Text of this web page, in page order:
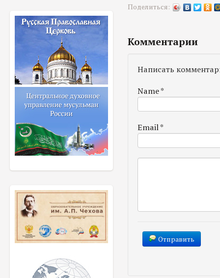
Поделиться:
Комментарии
Написать
Name*
Email*
Отправить